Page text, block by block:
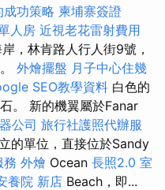
成功策略 柬埔寨簽證
人房 近視老花雷射費用
，林肯路人行人街9號，
外燴擺盤 月子中心住幾
SEO教學資料 白色的
。 新的機翼屬於Fanar
公司 旅行社護照代辦服
的單位，直接位於Sandy
務 外燴 Ocean 長照2.0 室
養院 新店 Beach，即...